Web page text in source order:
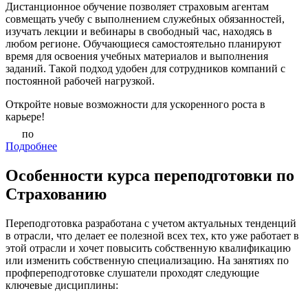
Дистанционное обучение позволяет страховым агентам
совмещать учебу с выполнением служебных обязанностей,
изучать лекции и вебинары в свободный час, находясь в
любом регионе. Обучающиеся самостоятельно планируют
время для освоения учебных материалов и выполнения
заданий. Такой подход удобен для сотрудников компаний с
постоянной рабочей нагрузкой.
Откройте новые возможности для ускоренного роста в
карьере!
по
Подробнее
Особенности курса переподготовки по
Страхованию
Переподготовка разработана с учетом актуальных тенденций
в отрасли, что делает ее полезной всех тех, кто уже работает в
этой отрасли и хочет повысить собственную квалификацию
или изменить собственную специализацию. На занятиях по
профпереподготовке слушатели проходят следующие
ключевые дисциплины: